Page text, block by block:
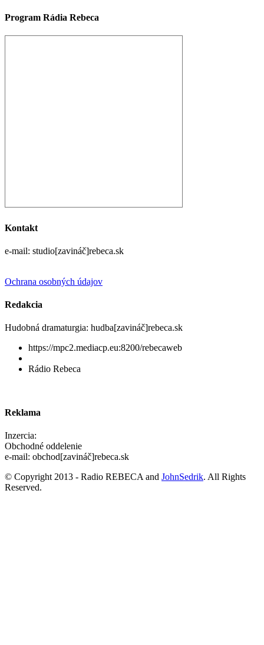
Program Rádia Rebeca
Kontakt
e-mail: studio[zavináč]rebeca.sk
Ochrana osobných údajov
Redakcia
Hudobná dramaturgia: hudba[zavináč]rebeca.sk
https://mpc2.mediacp.eu:8200/rebecaweb
Rádio Rebeca
Reklama
Inzercia:
Obchodné oddelenie
e-mail: obchod[zavináč]rebeca.sk
© Copyright 2013 - Radio REBECA and JohnSedrik. All Rights
Reserved.